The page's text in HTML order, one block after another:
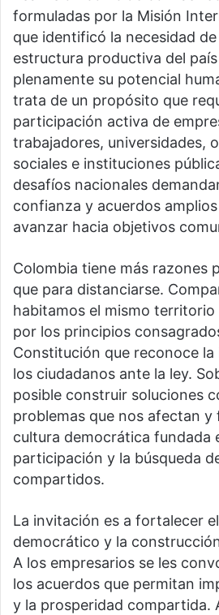
formuladas por la Misión
que identificó la necesidad
estructura productiva del
plenamente su potencial
trata de un propósito que
participación activa de
trabajadores, universidades,
sociales e instituciones
desafíos nacionales
confianza y acuerdos
avanzar hacia objetivos
Colombia tiene más razones
que para distanciarse.
habitamos el mismo
por los principios
Constitución que reconoce
los ciudadanos ante la ley.
posible construir soluciones
problemas que nos afectan y
cultura democrática fundada
participación y la búsqueda
compartidos.
La invitación es a fortalecer
democrático y la
A los empresarios se les
los acuerdos que permitan
y la prosperidad compartida.